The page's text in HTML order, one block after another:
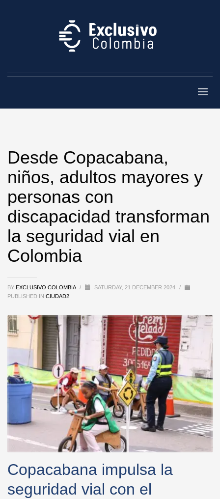
Desde Copacabana,
niños, adultos mayores y
personas con
discapacidad transforman
la seguridad vial en
Colombia
BY EXCLUSIVO COLOMBIA / SATURDAY, 21 DECEMBER 2024
/
PUBLISHED IN CIUDAD2
Copacabana impulsa la
seguridad vial con el